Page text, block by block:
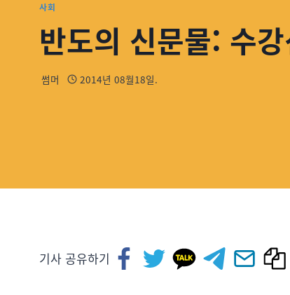
사회
반도의 신문물: 수
썸머 2014년 08월18일.
기사 공유하기